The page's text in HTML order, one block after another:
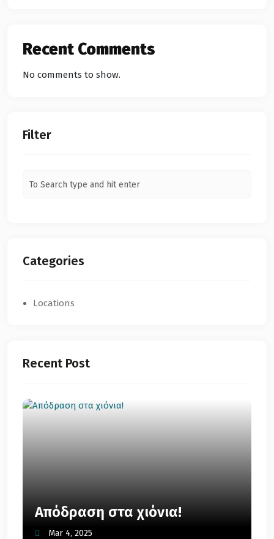
Recent Comments
No comments to show.
Filter
Categories
Locations
Recent Post
Απόδραση στα χιόνια!
Mar 4, 2025